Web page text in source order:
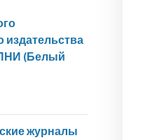
издательства
(Белый
журналы